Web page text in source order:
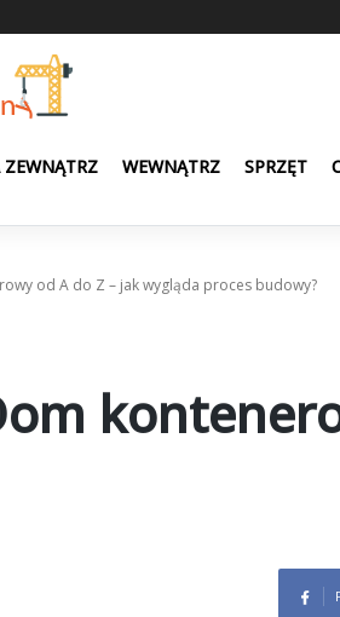
ZEWNĄTRZ WEWNĄTRZ SPRZĘT
od A do Z – jak wygląda proces budowy?